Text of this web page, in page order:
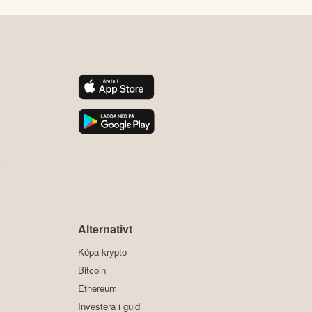
Alternativt
Köpa krypto
Bitcoin
Ethereum
Investera i guld